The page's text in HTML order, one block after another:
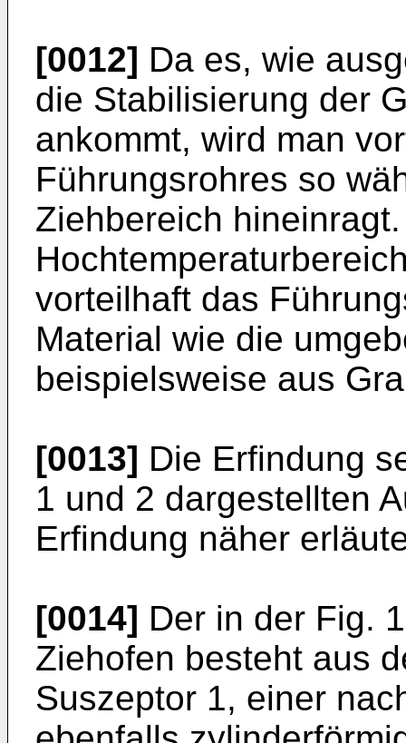
[0012] Da es, wie
die Stabilisierung der
ankommt, wird man
Führungsrohres so
Ziehbereich
vorteilhaft das
Material wie die
beispielsweise aus
[0013] Die Erfindung
1 und 2 dargestellten
Erfindung näher
[0014] Der in der Fig.
Ziehofen besteht aus
Suszeptor 1, einer